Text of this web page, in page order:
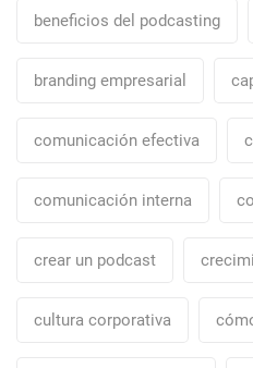
beneficios del podcasting
branding empresarial
comunicación efectiva
comunicación interna
crear un podcast
cultura corporativa